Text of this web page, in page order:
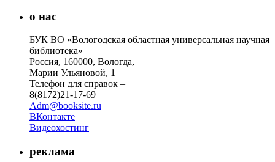
о нас
БУК ВО «Вологодская областная универсальная научная
библиотека»
Россия, 160000, Вологда,
Марии Ульяновой, 1
Телефон для справок –
8(8172)21-17-69
Adm@booksite.ru
ВКонтакте
Видеохостинг
реклама